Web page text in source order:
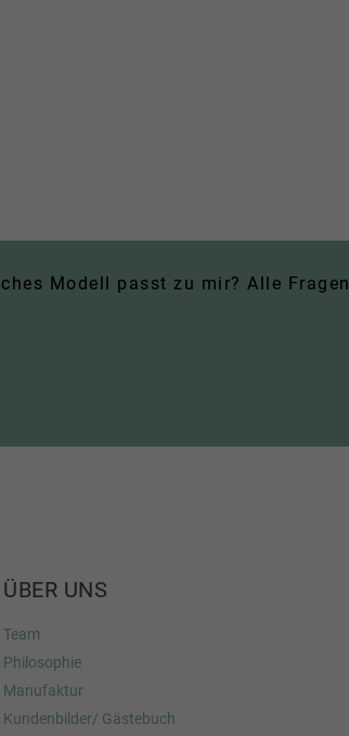
Modell passt zu mir? Alle
ÜBER UNS
Team
Philosophie
Manufaktur
Kundenbilder/ Gästebuch